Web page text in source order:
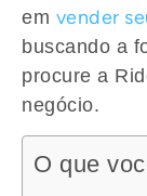
em vender
buscando a
procure a
negócio.
O que